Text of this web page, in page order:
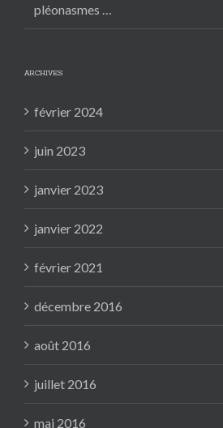
pléonasmes …
ARCHIVES
février 2024
juin 2023
janvier 2023
janvier 2022
février 2021
décembre 2016
août 2016
juillet 2016
mai 2016